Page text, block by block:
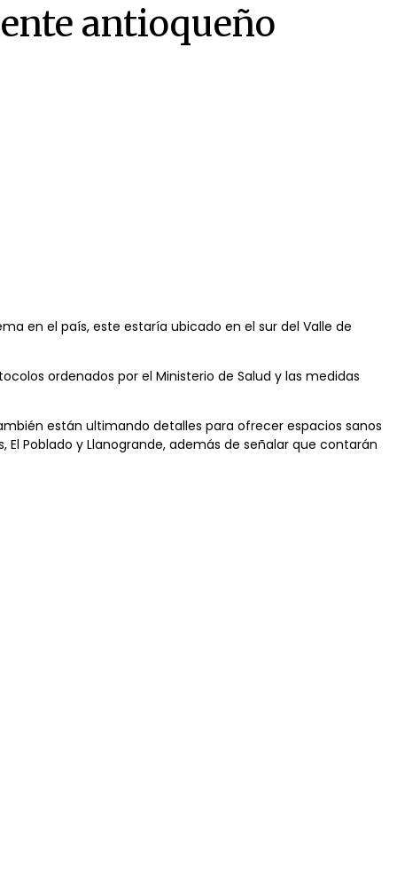
antioqueño
en el país, este estaría ubicado en el sur del Valle de
ordenados por el Ministerio de Salud y las medidas
están ultimando detalles para ofrecer espacios sanos
Poblado y Llanogrande, además de señalar que contarán